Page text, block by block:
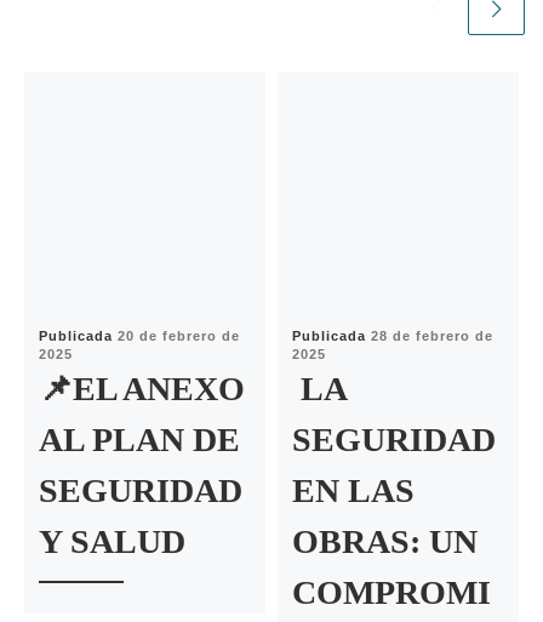
Publicada20 de febrero de
2025
📌EL ANEXO
AL PLAN DE
SEGURIDAD
Y SALUD
Publicada28 de febrero de
2025
LA
SEGURIDAD
EN LAS
OBRAS: UN
COMPROMI